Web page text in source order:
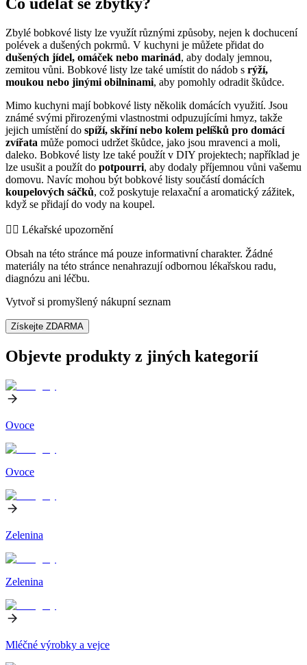
Zbylé bobkové listy lze využít různými způsoby, nejen k dochucení
polévek a dušených pokrmů. V kuchyni je můžete přidat do
dušených jídel, omáček nebo marinád, aby dodaly jemnou,
zemitou vůni. Bobkové listy lze také umístit do nádob s rýží,
moukou nebo jinými obilninami, aby pomohly odradit škůdce.
Mimo kuchyni mají bobkové listy několik domácích využití. Jsou
známé svými přirozenými vlastnostmi odpuzujícími hmyz, takže
jejich umístění do spíží, skříní nebo kolem pelíšků pro domácí
zvířata může pomoci udržet škůdce, jako jsou mravenci a moli,
daleko. Bobkové listy lze také použít v DIY projektech; například je
lze usušit a použít do potpourri, aby dodaly příjemnou vůni vašemu
domovu. Navíc mohou být bobkové listy součástí domácích
koupelových sáčků, což poskytuje relaxační a aromatický zážitek,
když se přidají do vody na koupel.
👨‍⚕️️ Lékařské upozornění
Obsah na této stránce má pouze informativní charakter. Žádné
materiály na této stránce nenahrazují odbornou lékařskou radu,
diagnózu ani léčbu.
Vytvoř si promyšlený nákupní seznam
Získejte ZDARMA
Objevte produkty z jiných kategorií
Ovoce
Ovoce
Zelenina
Zelenina
Mléčné výrobky a vejce